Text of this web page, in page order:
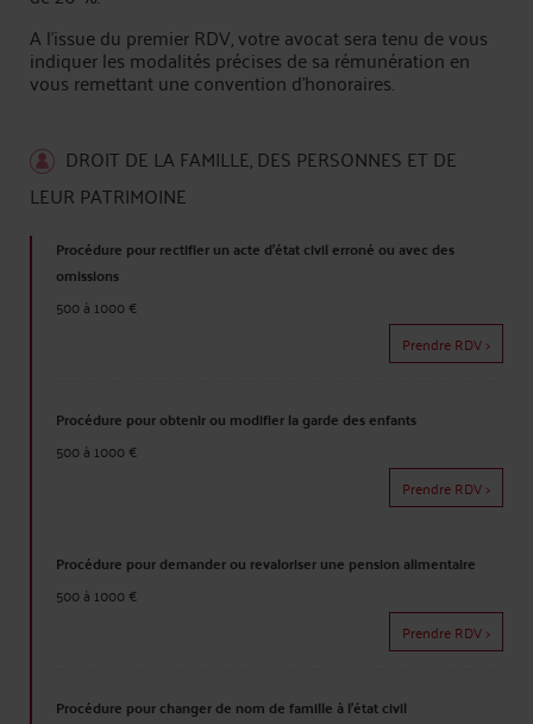
A l’issue du premier RDV, votre avocat sera tenu de vous
indiquer les modalités précises de sa rémunération en
vous remettant une convention d'honoraires.
DROIT DE LA FAMILLE, DES PERSONNES ET DE
LEUR PATRIMOINE
Procédure pour rectifier un acte d'état civil erroné ou avec des
omissions
500 à 1000 €
Prendre RDV >
Procédure pour obtenir ou modifier la garde des enfants
500 à 1000 €
Prendre RDV >
Procédure pour demander ou revaloriser une pension alimentaire
500 à 1000 €
Prendre RDV >
Procédure pour changer de nom de famille à l'état civil